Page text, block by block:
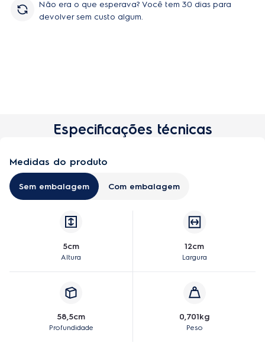
4 Parafusos Grandes 4 Parafusos Pequenos
Não era o que esperava? Você tem 30 dias para
devolver sem custo algum.
Especificações técnicas
Medidas do produto
Sem embalagem Com embalagem
5cm
Altura
12cm
Largura
58,5cm
Profundidade
0,701kg
Peso